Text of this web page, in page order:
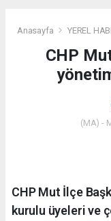
Anasayfa YEREL
CHP
(MA) -
CHP Mut İlçe
kurulu üyeleri ve